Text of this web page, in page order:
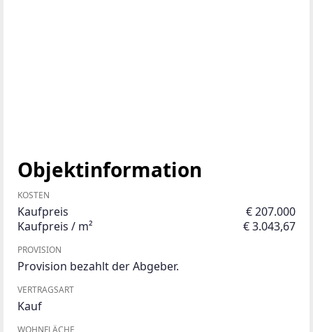
Objektinformation
KOSTEN
Kaufpreis
€ 207.000
Kaufpreis / m²
€ 3.043,67
PROVISION
Provision bezahlt der Abgeber.
VERTRAGSART
Kauf
WOHNFLÄCHE